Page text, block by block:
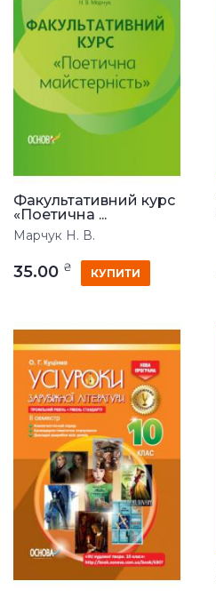
Факультативний курс
«Поетична ...
Марчук Н. В.
35.00 ₴ КУПИТИ